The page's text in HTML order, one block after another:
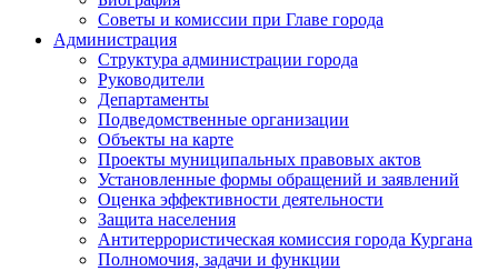
Советы и комиссии при Главе города
Администрация
Структура администрации города
Руководители
Департаменты
Подведомственные организации
Объекты на карте
Проекты муниципальных правовых актов
Установленные формы обращений и заявлений
Оценка эффективности деятельности
Защита населения
Антитеррористическая комиссия города Кургана
Полномочия, задачи и функции